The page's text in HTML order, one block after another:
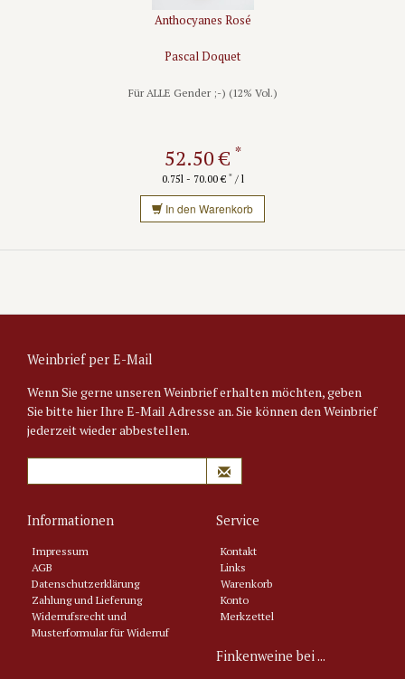
Anthocyanes Rosé
Pascal Doquet
Für ALLE Gender ;-) (12% Vol.)
52.50 € *
0.75l - 70.00 € */ l
In den Warenkorb
Weinbrief per E-Mail
Wenn Sie gerne unseren Weinbrief erhalten möchten, geben
Sie bitte hier Ihre E-Mail Adresse an. Sie können den Weinbrief
jederzeit wieder abbestellen.
Informationen
Impressum
AGB
Datenschutzerklärung
Zahlung und Lieferung
Widerrufsrecht und
Musterformular für Widerruf
Service
Kontakt
Links
Warenkorb
Konto
Merkzettel
Finkenweine bei ...